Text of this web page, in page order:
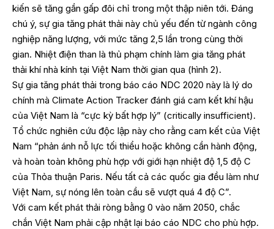
kiến sẽ tăng gần gấp đôi chỉ trong một thập niên tới. Đáng
chú ý, sự gia tăng phát thải này chủ yếu đến từ ngành công
nghiệp năng lượng, với mức tăng 2,5 lần trong cùng thời
gian. Nhiệt điện than là thủ phạm chính làm gia tăng phát
thải khí nhà kính tại Việt Nam thời gian qua (hình 2).
Sự gia tăng phát thải trong báo cáo NDC 2020 này là lý do
chính mà Climate Action Tracker đánh giá cam kết khí hậu
của Việt Nam là “cực kỳ bất hợp lý” (critically insufficient).
Tổ chức nghiên cứu độc lập này cho rằng cam kết của Việt
Nam “phản ánh nỗ lực tối thiểu hoặc không cần hành động,
và hoàn toàn không phù hợp với giới hạn nhiệt độ 1,5 độ C
của Thỏa thuận Paris. Nếu tất cả các quốc gia đều làm như
Việt Nam, sự nóng lên toàn cầu sẽ vượt quá 4 độ C”.
Với cam kết phát thải ròng bằng 0 vào năm 2050, chắc
chắn Việt Nam phải cập nhật lại báo cáo NDC cho phù hợp.